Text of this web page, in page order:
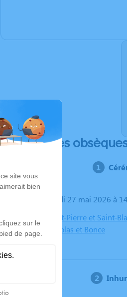
Déroulé des
Le mercredi 27 mai 2026 à
Eglise Saint-Pierre et Saint-
38290 Satolas et Bonce